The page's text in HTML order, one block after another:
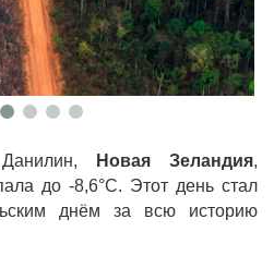
Новая Зеландия,
до -8,6°С. Этот день стал
днём за всю историю